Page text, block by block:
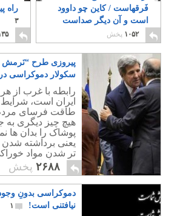
فَرقهاست / کاین چو داوود
است و آن دیگر صداست
۲
۱۰۵۲ پخش
راه
۳
پیروزی طرح “نَرمش
سکولار دموکراسی در
رابطه با غرب از
ایران است،
طاقت فرسای
هیچ چیز دیگری به
پوشاک را بدان ها
یعنی برداشته شدن
تر شدنِ مواد
راحت برای
شدیدن تحت
۲۶۸۸ پخش
دموکراسی بدونِ
نیافتنی است!
۱